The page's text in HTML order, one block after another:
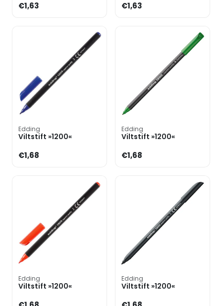
€1,63 €1,63
Edding
Viltstift »1200«
€1,68
Edding
Viltstift »1200«
€1,68
Edding
Viltstift »1200«
Edding
Viltstift »1200«